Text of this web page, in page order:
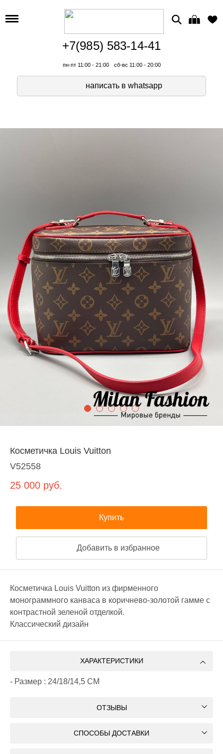
+7(985) 583-14-41
пн-пт 11:00 - 21:00 сб-вс 11:00 - 20:00
написать в whatsapp
Косметичка Louis Vuitton
V52558
25 000 руб.
Купить
Добавить в избранное
Косметичка Louis Vuitton из фирменного
монограммного канваса в коричнево-золотой гамме с
контрастной зеленой отделкой.
Классический дизайн
ХАРАКТЕРИСТИКИ
- Размер : 24/18/14,5 CM
ОТЗЫВЫ
СПОСОБЫ ДОСТАВКИ